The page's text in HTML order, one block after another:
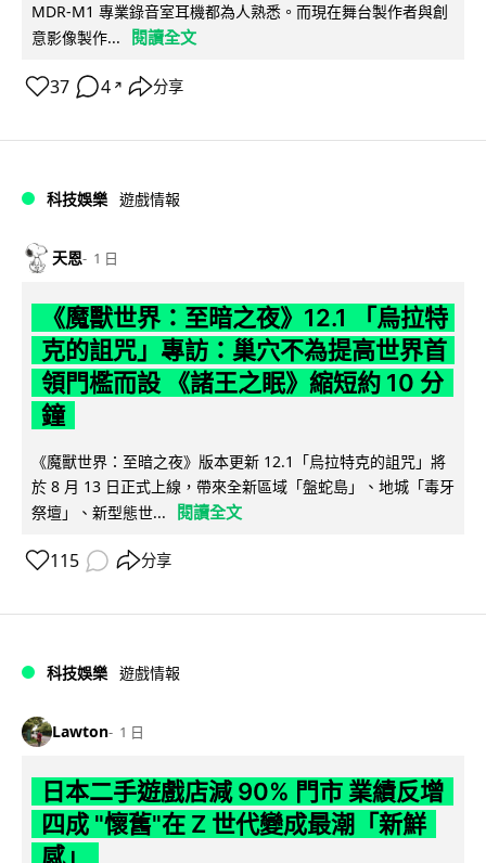
MDR-M1 專業錄音室耳機都為人熟悉。而現在舞台製作者與創
意影像製作...
閱讀全文
37 4 ↗ 分享
科技娛樂 遊戲情報
天恩 1 日
《魔獸世界：至暗之夜》12.1 「烏拉特
克的詛咒」專訪：巢穴不為提高世界首
領門檻而設 《諸王之眠》縮短約 10 分
鐘
《魔獸世界：至暗之夜》版本更新 12.1「烏拉特克的詛咒」將
於 8 月 13 日正式上線，帶來全新區域「盤蛇島」、地城「毒牙
祭壇」、新型態世...
閱讀全文
115 分享
科技娛樂 遊戲情報
Lawton 1 日
日本二手遊戲店減 90% 門市 業績反增
四成 "懷舊"在 Z 世代變成最潮「新鮮
感」